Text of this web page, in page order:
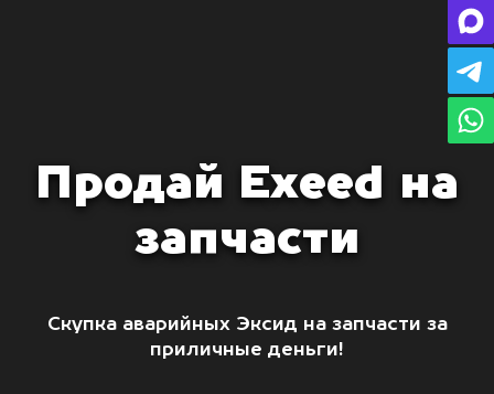
Продай Exeed на
запчасти
Скупка аварийных Эксид на запчасти за
приличные деньги!